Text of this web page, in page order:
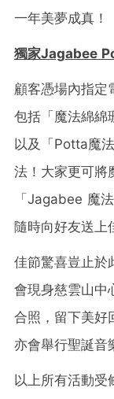
一年美夢成真！
獨家Jagabee
顧客憑場內指定
包括「魔法綿綿
以及「Potta魔
法！大家更可將
「Jagabee 魔
隨時向好友送上
佳節驚喜豈止於
會現身慈雲山中
合照，留下美好
亦會舉行聖誕音
以上所有活動受